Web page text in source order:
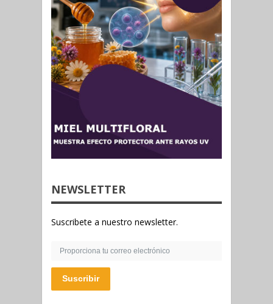
NEWSLETTER
Suscribete a nuestro newsletter.
Suscribir